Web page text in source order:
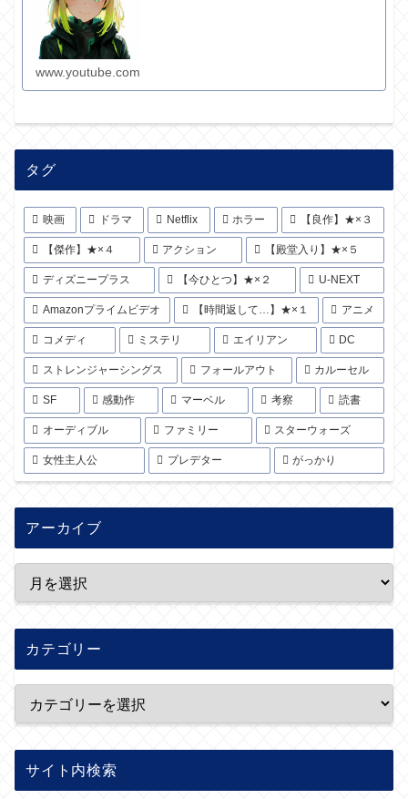
www.youtube.com
タグ
映画 ドラマ Netflix ホラー 【良作】★×３
【傑作】★×４ アクション 【殿堂入り】★×５
ディズニープラス 【今ひとつ】★×２ U-NEXT
Amazonプライムビデオ 【時間返して…】★×１ アニメ
コメディ ミステリ エイリアン DC
ストレンジャーシングス フォールアウト カルーセル
SF 感動作 マーベル 考察 読書
オーディブル ファミリー スターウォーズ
女性主人公 プレデター がっかり
アーカイブ
カテゴリー
サイト内検索